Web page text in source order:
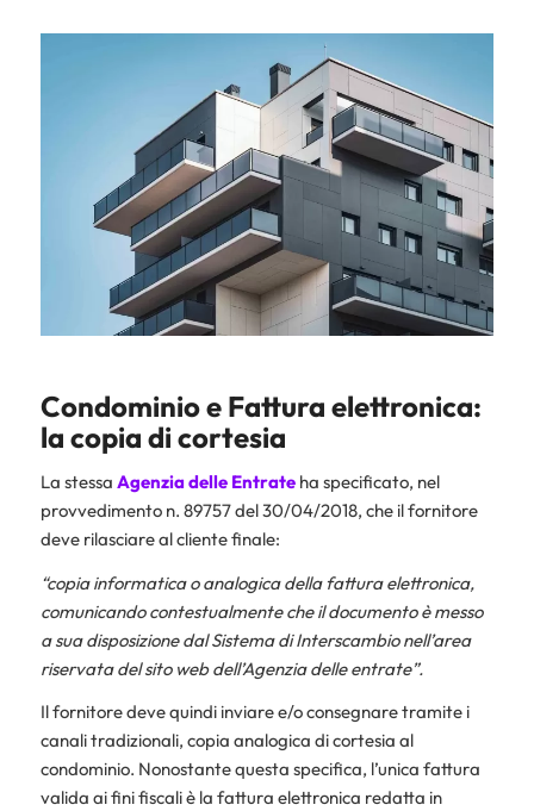
Condominio e Fattura elettronica:
la copia di cortesia
La stessa Agenzia delle Entrateha specificato, nel
provvedimento n. 89757 del 30/04/2018, che il fornitore
deve rilasciare al cliente finale:
“copia informatica o analogica della fattura elettronica,
comunicando contestualmente che il documento è messo
a sua disposizione dal Sistema di Interscambio nell’area
riservata del sito web dell’Agenzia delle entrate”.
Il fornitore deve quindi inviare e/o consegnare tramite i
canali tradizionali, copia analogica di cortesia al
condominio. Nonostante questa specifica, l’unica fattura
valida ai fini fiscali è la fattura elettronica redatta in